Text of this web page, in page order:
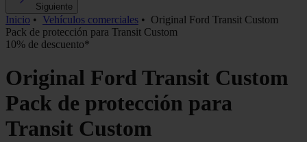
Siguiente
Inicio • Vehículos comerciales • Original Ford Transit Custom
Pack de protección para Transit Custom
10% de descuento*
Original Ford Transit Custom
Pack de protección para
Transit Custom